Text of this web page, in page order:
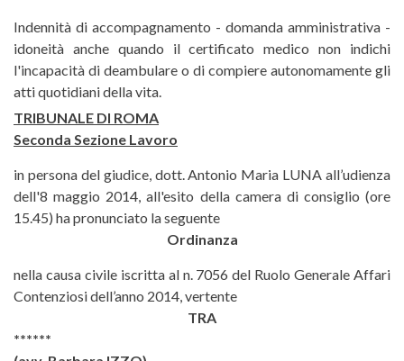
Tribunale di Roma, Sezione
Indennità di accompagnamento - domanda amministrativa -
idoneità anche quando il certificato medico non indichi
l'incapacità di deambulare o di compiere autonomamente gli
atti quotidiani della vita.
TRIBUNALE DI ROMA
Seconda Sezione Lavoro
in persona del giudice, dott. Antonio Maria LUNA all’udienza
dell'8 maggio 2014, all'esito della camera di consiglio (ore
15.45) ha pronunciato la seguente
Ordinanza
nella causa civile iscritta al n. 7056 del Ruolo Generale Affari
Contenziosi dell’anno 2014, vertente
TRA
******